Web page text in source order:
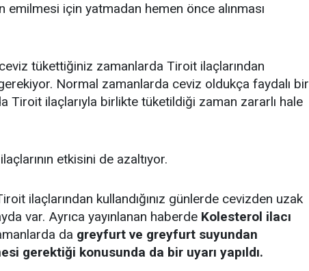
emilmesi için yatmadan hemen önce alınması
tükettiğiniz zamanlarda Tiroit ilaçlarından
Normal zamanlarda ceviz oldukça faydalı bir
Tiroit ilaçlarıyla birlikte tüketildiği zaman zararlı hale
etkisini de azaltıyor.
ilaçlarından kullandığınız günlerde cevizden uzak
var. Ayrıca yayınlanan haberde Kolesterol ilacı
da greyfurt ve greyfurt suyundan
gerektiği konusunda da bir uyarı yapıldı.